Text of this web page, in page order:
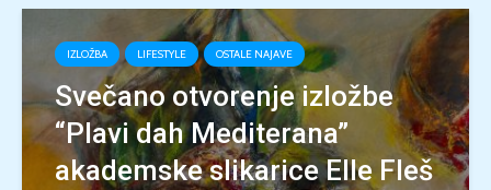
IZLOŽBA LIFESTYLE OSTALE NAJAVE
Svečano otvorenje izložbe
“Plavi dah Mediterana”
akademske slikarice Elle Fleš